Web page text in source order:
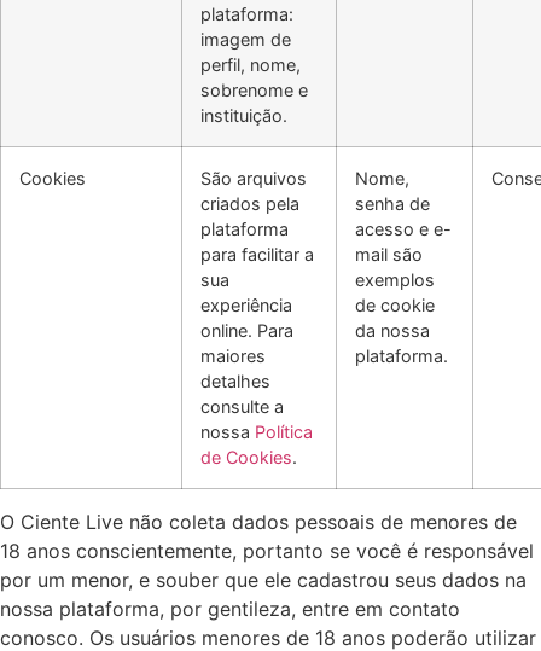
plataforma:
imagem de
perfil, nome,
sobrenome e
instituição.
Cookies
São arquivos
criados pela
plataforma
para facilitar a
sua
experiência
online. Para
maiores
detalhes
consulte a
nossa Política
de Cookies.
Nome,
senha de
acesso e e-
mail são
exemplos
de cookie
da nossa
plataforma.
O Ciente Live não coleta dados pessoais de menores de
18 anos conscientemente, portanto se você é responsável
por um menor, e souber que ele cadastrou seus dados na
nossa plataforma, por gentileza, entre em contato
conosco. Os usuários menores de 18 anos poderão utilizar